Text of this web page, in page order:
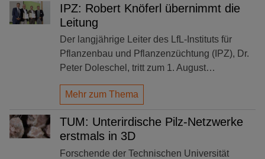
IPZ: Robert Knöferl übernimmt die
Leitung
Der langjährige Leiter des LfL-Instituts für
Pflanzenbau und Pflanzenzüchtung (IPZ), Dr.
Peter Doleschel, tritt zum 1. August…
Mehr zum Thema
TUM: Unterirdische Pilz-Netzwerke
erstmals in 3D
Forschende der Technischen Universität